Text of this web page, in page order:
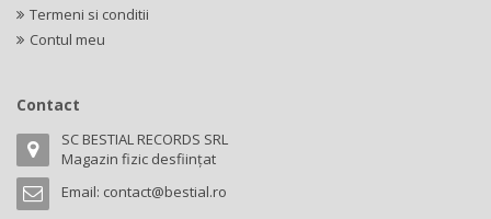
Termeni si conditii
Contul meu
Contact
SC BESTIAL RECORDS SRL
Magazin fizic desființat
Email: contact@bestial.ro